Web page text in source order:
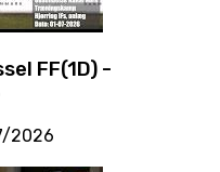
FF(1D) -
2026